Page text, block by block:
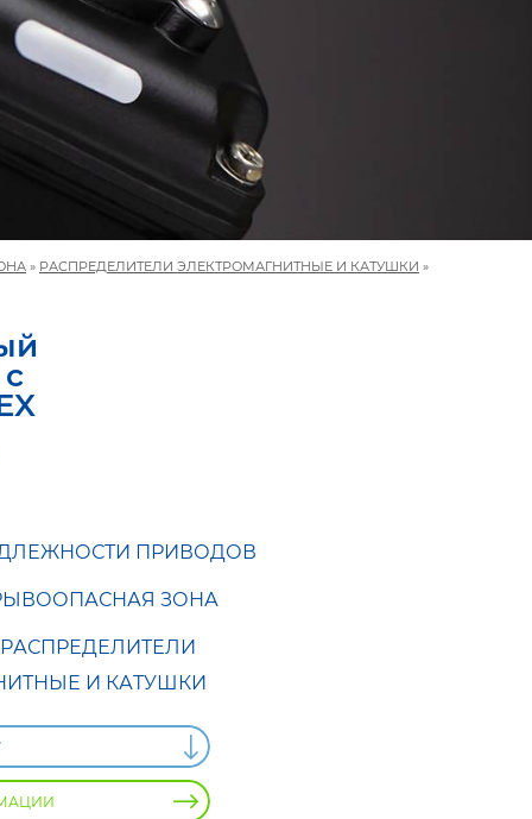
» РАСПРЕДЕЛИТЕЛИ ЭЛЕКТРОМАГНИТНЫЕ И КАТУШКИ »
ПРИВОДОВ
ЗОНА
РАСПРЕДЕЛИТЕЛИ
И КАТУШКИ